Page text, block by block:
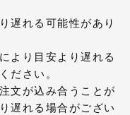
遅れる可能性があり
より目安より遅れる
ださい。
文が込み合うことが
遅れる場合がござい